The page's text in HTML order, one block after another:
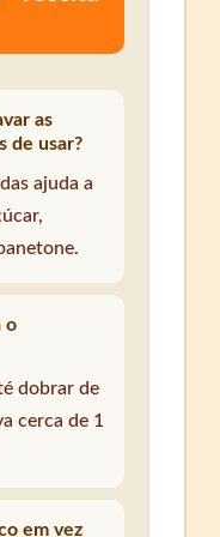
as
de usar?
ajuda a
o
dobrar de
cerca de 1
em vez